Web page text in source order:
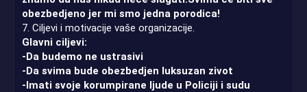
obezbedjeno jer mi smo jedna porodica!
7. Ciljevi i motivacije vaše organizacije.
Glavni ciljevi:
-Da budemo ne ustrasivi
-Da svima bude obezbedjen luksuzan zivot
-Imati svoje korumpirane ljude u Policiji i sudu